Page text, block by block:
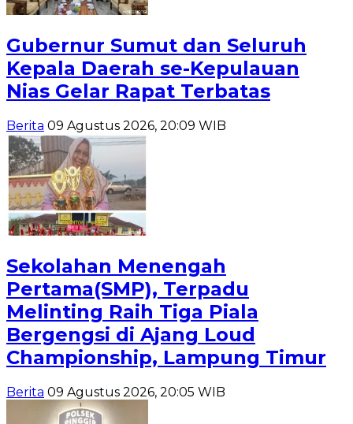
Gubernur Sumut dan Seluruh
Kepala Daerah se-Kepulauan
Nias Gelar Rapat Terbatas
Berita 09 Agustus 2026, 20:09 WIB
Sekolahan Menengah
Pertama(SMP), Terpadu
Melinting Raih Tiga Piala
Bergengsi di Ajang Loud
Championship, Lampung Timur
Berita 09 Agustus 2026, 20:05 WIB